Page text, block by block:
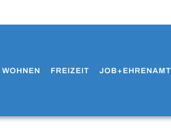
WOHNEN FREIZEIT JOB+EHRENAMT